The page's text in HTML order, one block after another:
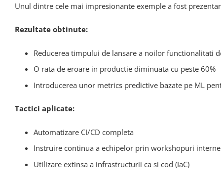
Unul dintre cele mai impresionante exemple a fost
Rezultate obtinute:
Reducerea timpului de lansare a noilor functionalitati
O rata de eroare in productie diminuata cu peste 60%
Introducerea unor metrics predictive bazate pe ML
Tactici aplicate:
Automatizare CI/CD completa
Instruire continua a echipelor prin workshopuri interne
Utilizare extinsa a infrastructurii ca si cod (IaC)